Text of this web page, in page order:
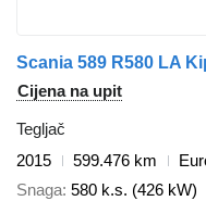
Scania 589 R580 LA
Cijena na upit
Tegljač
2015
599.476 km
Snaga 580 k.s. (426 kW)